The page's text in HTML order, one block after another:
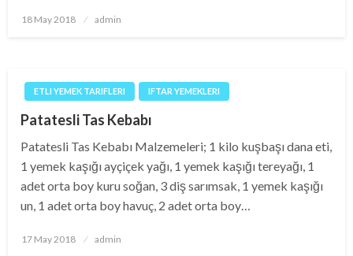
Posted
18 May 2018 admin
ETLI YEMEK TARIFLERI IFTAR YEMEKLERI
Patatesli Tas Kebabı
Patatesli Tas Kebabı Malzemeleri; 1 kilo kuşbaşı dana eti,
1 yemek kaşığı ayçiçek yağı, 1 yemek kaşığı tereyağı, 1
adet orta boy kuru soğan, 3 diş sarımsak, 1 yemek kaşığı
un, 1 adet orta boy havuç, 2 adet orta boy…
Posted
17 May 2018 admin